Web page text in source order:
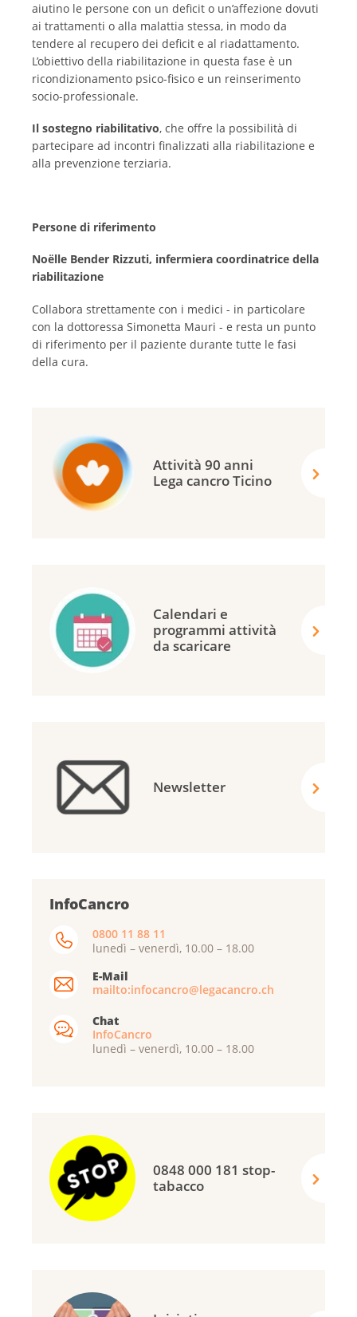
aiutino le persone con un deficit o un’affezione dovuti
ai trattamenti o alla malattia stessa, in modo da
tendere al recupero dei deficit e al riadattamento.
L’obiettivo della riabilitazione in questa fase è un
ricondizionamento psico-fisico e un reinserimento
socio-professionale.
Il sostegno riabilitativo, che offre la possibilità di
partecipare ad incontri finalizzati alla riabilitazione e
alla prevenzione terziaria.
Persone di riferimento
Noëlle Bender Rizzuti, infermiera coordinatrice della
riabilitazione
Collabora strettamente con i medici - in particolare
con la dottoressa Simonetta Mauri - e resta un punto
di riferimento per il paziente durante tutte le fasi
della cura.
Attività 90 anni
Lega cancro Ticino
Calendari e
programmi attività
da scaricare
Newsletter
InfoCancro
0800 11 88 11
lunedì – venerdì, 10.00 – 18.00
E-Mail
mailto:infocancro@legacancro.ch
Chat
InfoCancro
lunedì – venerdì, 10.00 – 18.00
0848 000 181 stop-
tabacco